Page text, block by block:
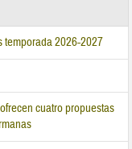
temporada 2026-2027
cuatro propuestas